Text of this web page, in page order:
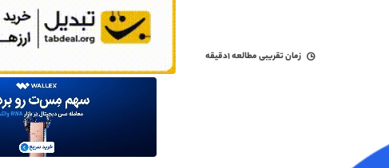
زمان تقریبی مطالعه۱دقیقه